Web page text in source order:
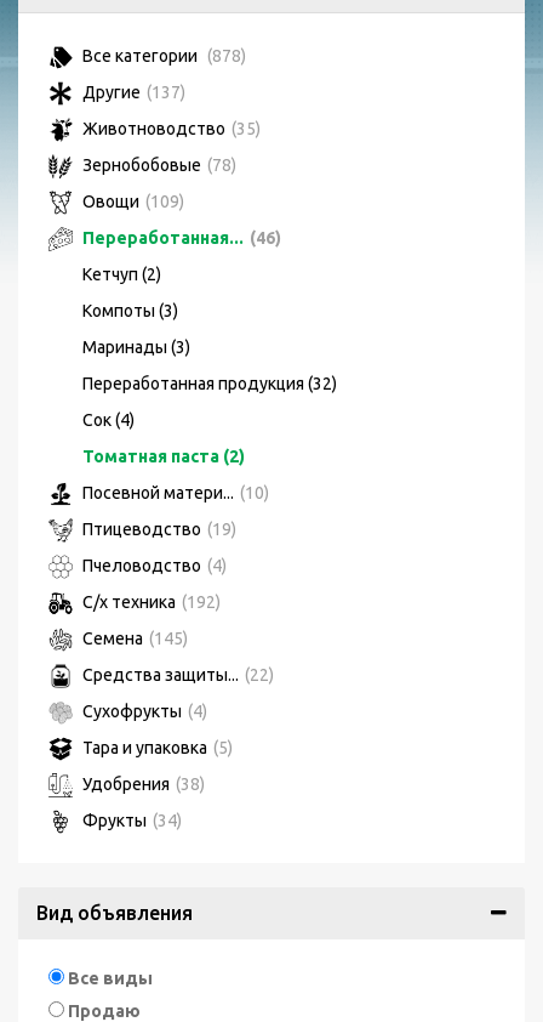
Все категории (878)
Другие (137)
Животноводство (35)
Зернобобовые (78)
Овощи (109)
Переработанная... (46)
Кетчуп (2)
Компоты (3)
Маринады (3)
Переработанная продукция (32)
Сок (4)
Томатная паста (2)
Посевной матери... (10)
Птицеводство (19)
Пчеловодство (4)
С/х техника (192)
Семена (145)
Средства защиты... (22)
Сухофрукты (4)
Тара и упаковка (5)
Удобрения (38)
Фрукты (34)
Вид объявления
Все виды
Продаю